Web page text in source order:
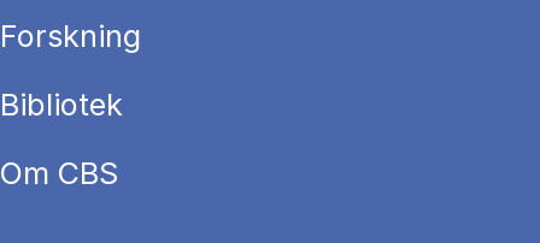
Forskning
Bibliotek
Om CBS